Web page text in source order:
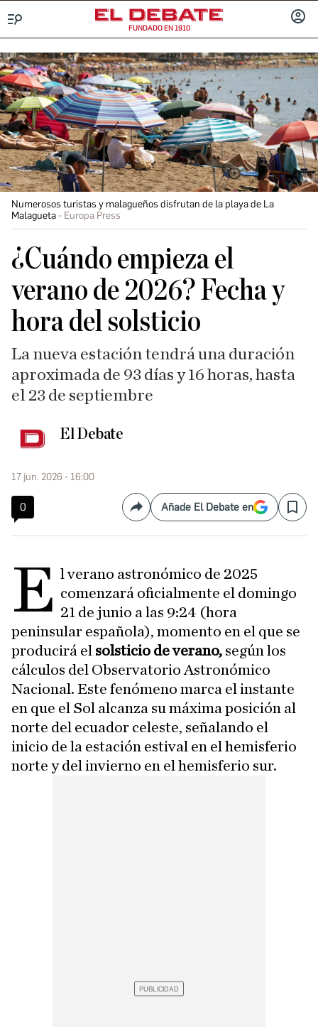
FUNDADO EN 1910
Numerosos turistas y malagueños disfrutan de la playa de La
Malagueta
Europa Press
¿Cuándo empieza el
verano de 2026? Fecha y
hora del solsticio
La nueva estación tendrá una duración
aproximada de 93 días y 16 horas, hasta
el 23 de septiembre
El Debate
17 jun. 2026 - 16:00
0 CompartirAñade El Debate en Save
E l verano astronómico de 2025
comenzará oficialmente el domingo
21 de junio a las 9:24 (hora
peninsular española), momento en el que se
producirá el solsticio de verano, según los
cálculos del Observatorio Astronómico
Nacional. Este fenómeno marca el instante
en que el Sol alcanza su máxima posición al
norte del ecuador celeste, señalando el
inicio de la estación estival en el hemisferio
norte y del invierno en el hemisferio sur.